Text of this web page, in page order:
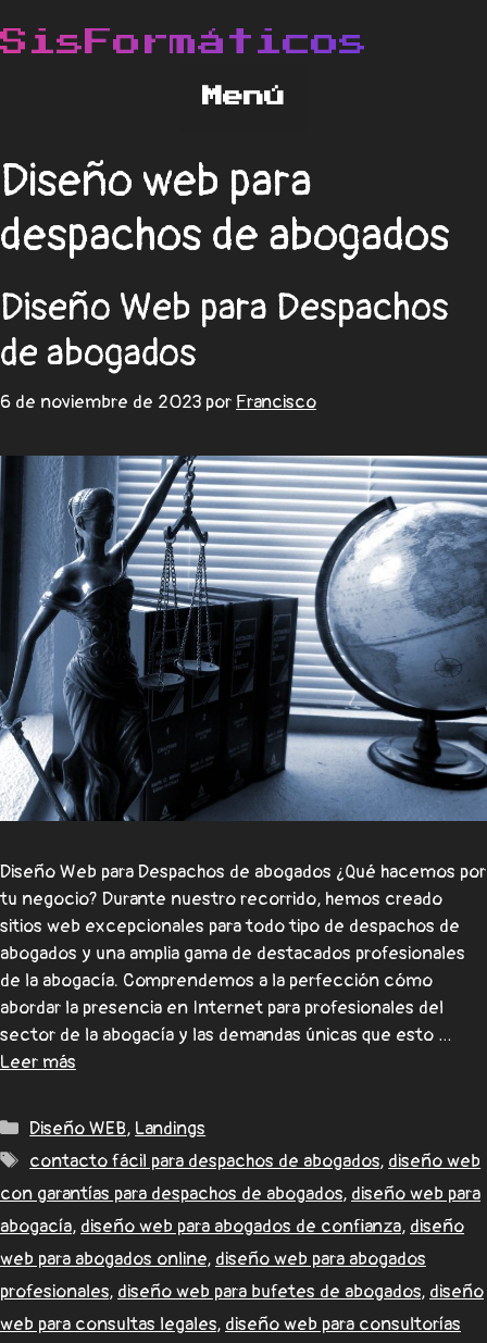
Diseño web para
despachos de abogados
Diseño Web para Despachos
de abogados
6 de noviembre de 2023 por Francisco
Diseño Web para Despachos de abogados ¿Qué hacemos por
tu negocio? Durante nuestro recorrido, hemos creado
sitios web excepcionales para todo tipo de despachos de
abogados y una amplia gama de destacados profesionales
de la abogacía. Comprendemos a la perfección cómo
abordar la presencia en Internet para profesionales del
sector de la abogacía y las demandas únicas que esto …
Leer más
Diseño WEB, Landings
contacto fácil para despachos de abogados, diseño web
con garantías para despachos de abogados, diseño web para
abogacía, diseño web para abogados de confianza, diseño
web para abogados online, diseño web para abogados
profesionales, diseño web para bufetes de abogados, diseño
web para consultas legales, diseño web para consultorías